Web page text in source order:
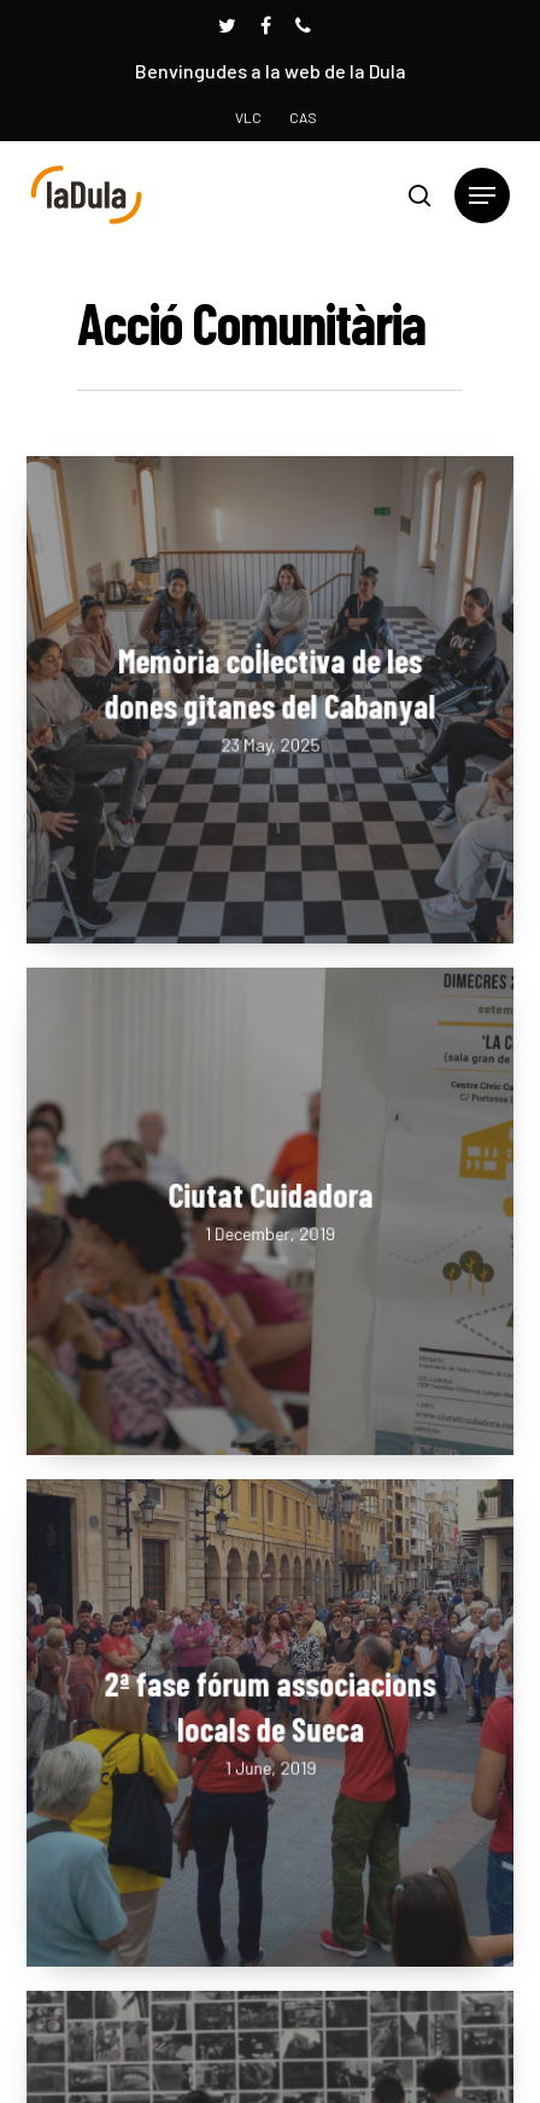
Benvingudes a la web de la Dula
VLC CAS
Acció Comunitària
Memòria col·lectiva de les
dones gitanes del Cabanyal
23 May, 2025
Ciutat Cuidadora
1 December, 2019
2ª fase fórum associacions
locals de Sueca
1 June, 2019